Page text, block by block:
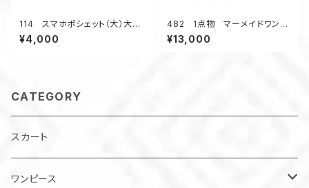
114 スマホポシェット（大）大島
紬 サコッシュ ポケット スマ
ートフォン
¥4,000
482 1点物 マーメイドワンピ
ーㇲ Aライン 着物リメイク
銘仙 シルク お出かけ 体形
¥13,000
CATEGORY
スカート
ワンピース